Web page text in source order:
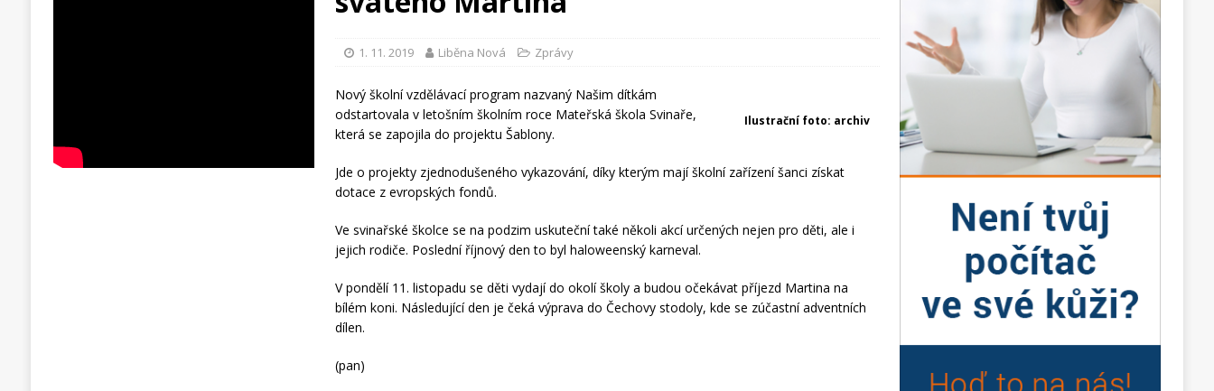
1. 11. 2019 Liběna Nová Zprávy
Ilustrační foto: archiv
Nový školní vzdělávací program nazvaný Našim dítkám
odstartovala v letošním školním roce Mateřská škola Svinaře,
která se zapojila do projektu Šablony.
Jde o projekty zjednodušeného vykazování, díky kterým mají školní zařízení šanci získat
dotace z evropských fondů.
Ve svinařské školce se na podzim uskuteční také několi akcí určených nejen pro děti, ale i
jejich rodiče. Poslední říjnový den to byl haloweenský karneval.
V pondělí 11. listopadu se děti vydají do okolí školy a budou očekávat příjezd Martina na
bílém koni. Následující den je čeká výprava do Čechovy stodoly, kde se zúčastní adventních
dílen.
(pan)